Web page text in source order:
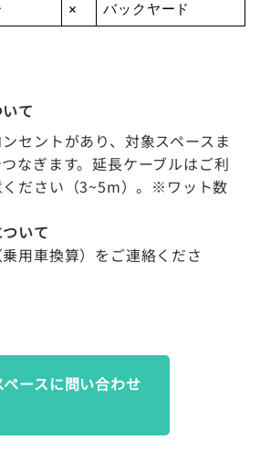
× バックヤード
て
セントがあり、対象スペースま
なぎます。延長ケーブルはご利
ください（3~5m）。※ワット数
いて
用車換算）をご連絡くださ
ペースに問い合わせ